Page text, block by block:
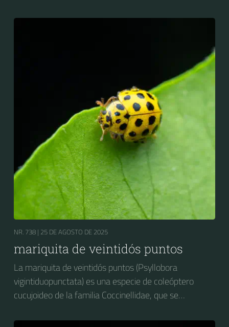
NR. 738 | 25 DE AGOSTO DE 2025
mariquita de veintidós puntos
La mariquita de veintidós puntos (Psyllobora
vigintiduopunctata) es una especie de coleóptero
cucujoideo de la familia Coccinellidae, que se